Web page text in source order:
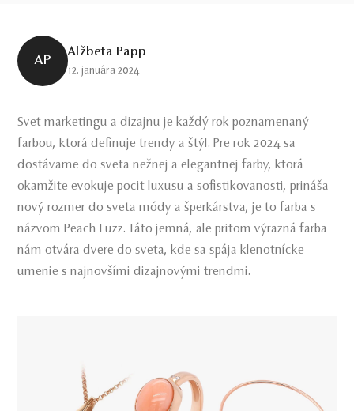
AP
Alžbeta Papp
12. januára 2024
Svet marketingu a dizajnu je každý rok poznamenaný
farbou, ktorá definuje trendy a štýl. Pre rok 2024 sa
dostávame do sveta nežnej a elegantnej farby, ktorá
okamžite evokuje pocit luxusu a sofistikovanosti, prináša
nový rozmer do sveta módy a šperkárstva, je to farba s
názvom Peach Fuzz. Táto jemná, ale pritom výrazná farba
nám otvára dvere do sveta, kde sa spája klenotnícke
umenie s najnovšími dizajnovými trendmi.